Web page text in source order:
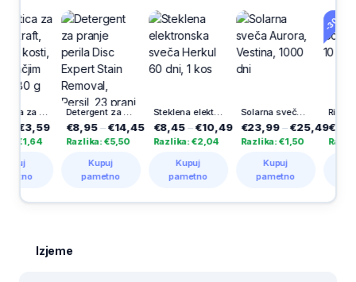
Detergent za pranje perila Disc Expert Stain Removal, Persil, 23 pranj
€8,95–€14,45
Razlika: €5,50
pametno
Steklena elektronska sveča Herkul 60 dni, 1 kos
€8,45–€10,49
Razlika: €2,04
pametno
Solarna sveča Aurora, Vestina, 1000 dni
€23,99–€25,49
Razlika: €1,50
pametno
€3,49–
Razlika:
Izjeme